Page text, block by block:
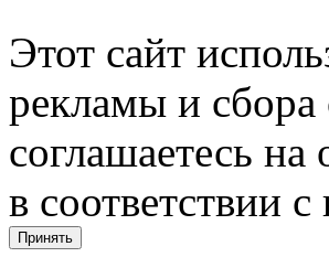
Этот сайт
рекламы и сбора
соглашаетесь
в соответствии
Принять